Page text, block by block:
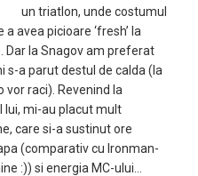
un triatlon, unde costumul
avea picioare ‘fresh’ la
Dar la Snagov am preferat
s-a parut destul de calda (la
vor raci). Revenind la
lui, mi-au placut mult
care si-a sustinut ore
(comparativ cu Ironman-
:)) si energia MC-ului…